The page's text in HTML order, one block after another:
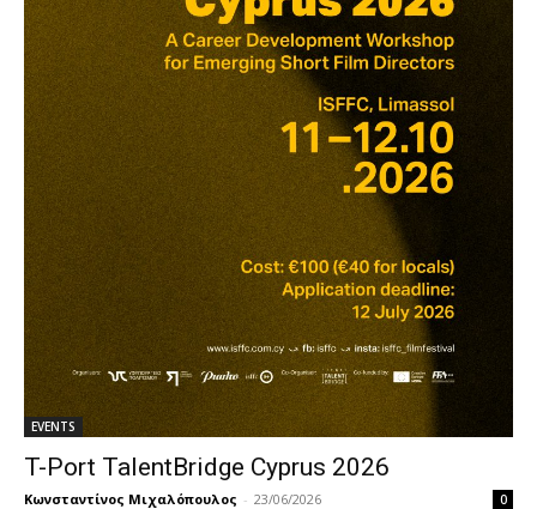
EVENTS
T-Port TalentBridge Cyprus 2026
Κωνσταντίνος Μιχαλόπουλος - 23/06/2026 0